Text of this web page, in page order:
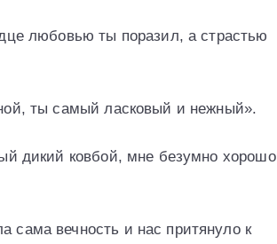
любовью ты поразил, а страстью
ты самый ласковый и нежный».
дикий ковбой, мне безумно хорошо
сама вечность и нас притянуло к